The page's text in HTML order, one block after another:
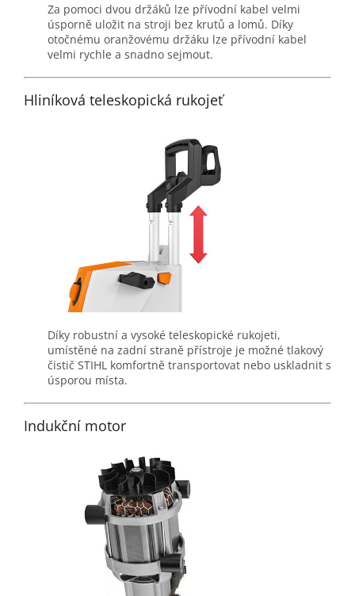
Za pomoci dvou držáků lze přívodní kabel velmi
úsporně uložit na stroji bez krutů a lomů. Díky
otočnému oranžovému držáku lze přívodní kabel
velmi rychle a snadno sejmout.
Hliníková teleskopická rukojeť
Díky robustní a vysoké teleskopické rukojeti,
umístěné na zadní straně přístroje je možné tlakový
čistič STIHL komfortně transportovat nebo uskladnit s
úsporou místa.
Indukční motor